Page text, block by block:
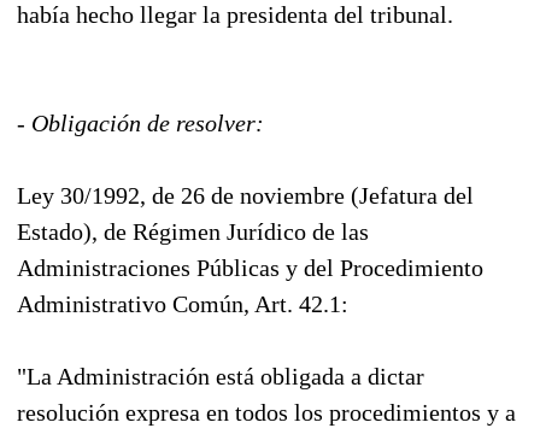
había hecho llegar la presidenta del tribunal.
- Obligación de resolver:
Ley 30/1992, de 26 de noviembre (Jefatura del
Estado), de Régimen Jurídico de las
Administraciones Públicas y del Procedimiento
Administrativo Común, Art. 42.1:
"La Administración está obligada a dictar
resolución expresa en todos los procedimientos y a